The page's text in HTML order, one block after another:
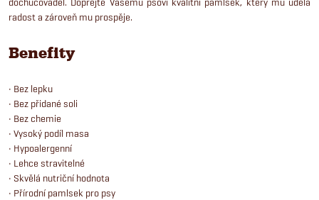
radost a zároveň mu prospěje.
Benefity
• Bez lepku
• Bez přidané soli
• Bez chemie
• Vysoký podíl masa
• Hypoalergenní
• Lehce stravitelné
• Skvělá nutriční hodnota
• Přírodní pamlsek pro psy